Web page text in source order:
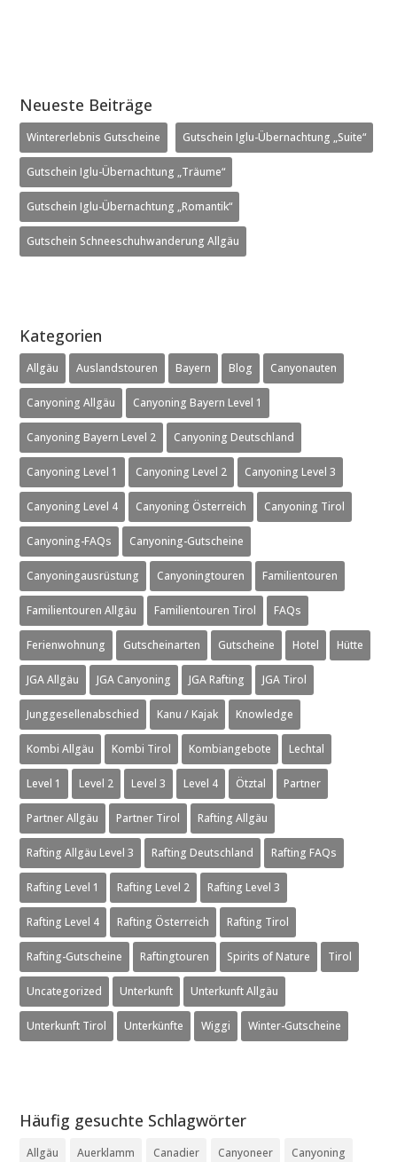
Neueste Beiträge
Wintererlebnis Gutscheine Gutschein Iglu-Übernachtung „Suite“
Gutschein Iglu-Übernachtung „Träume“
Gutschein Iglu-Übernachtung „Romantik“
Gutschein Schneeschuhwanderung Allgäu
Kategorien
Allgäu Auslandstouren Bayern Blog Canyonauten
Canyoning Allgäu Canyoning Bayern Level 1
Canyoning Bayern Level 2 Canyoning Deutschland
Canyoning Level 1 Canyoning Level 2 Canyoning Level 3
Canyoning Level 4 Canyoning Österreich Canyoning Tirol
Canyoning-FAQs Canyoning-Gutscheine
Canyoningausrüstung Canyoningtouren Familientouren
Familientouren Allgäu Familientouren Tirol FAQs
Ferienwohnung Gutscheinarten Gutscheine Hotel Hütte
JGA Allgäu JGA Canyoning JGA Rafting JGA Tirol
Junggesellenabschied Kanu / Kajak Knowledge
Kombi Allgäu Kombi Tirol Kombiangebote Lechtal
Level 1 Level 2 Level 3 Level 4 Ötztal Partner
Partner Allgäu Partner Tirol Rafting Allgäu
Rafting Allgäu Level 3 Rafting Deutschland Rafting FAQs
Rafting Level 1 Rafting Level 2 Rafting Level 3
Rafting Level 4 Rafting Österreich Rafting Tirol
Rafting-Gutscheine Raftingtouren Spirits of Nature Tirol
Uncategorized Unterkunft Unterkunft Allgäu
Unterkunft Tirol Unterkünfte Wiggi Winter-Gutscheine
Häufig gesuchte Schlagwörter
Allgäu Auerklamm Canadier Canyoneer Canyoning